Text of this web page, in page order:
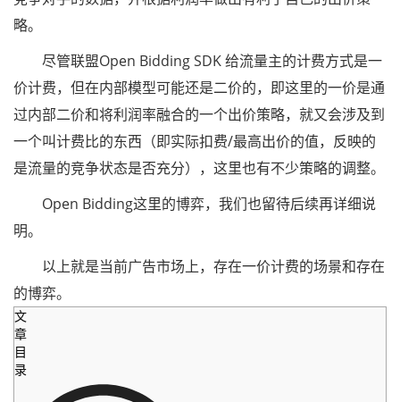
略。
尽管联盟Open Bidding SDK 给流量主的计费方式是一
价计费，但在内部模型可能还是二价的，即这里的一价是通
过内部二价和将利润率融合的一个出价策略，就又会涉及到
一个叫计费比的东西（即实际扣费/最高出价的值，反映的
是流量的竞争状态是否充分），这里也有不少策略的调整。
Open Bidding这里的博弈，我们也留待后续再详细说
明。
以上就是当前广告市场上，存在一价计费的场景和存在
的博弈。
文
章
目
录